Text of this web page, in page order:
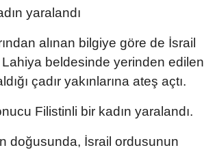
yaralandı
alınan bilgiye göre de İsrail
beldesinde yerinden edilen
çadır yakınlarına ateş açtı.
Filistinli bir kadın yaralandı.
doğusunda, İsrail ordusunun